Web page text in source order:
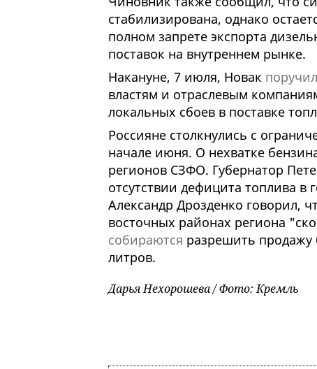
стабилизирована, однако
полном запрете экспорта
поставок на внутреннем рынке.
Накануне, 7 июля, Новак поручил
властям и отраслевым
локальных сбоев в поставке
Россияне столкнулись с
начале июня. О нехватке
регионов СЗФО. Губернатор
отсутствии дефицита топлива в
Александр Дрозденко говорил,
восточных районах региона
собираются разрешить продажу
литров.
Дарья Нехорошева / Фото: Кремль